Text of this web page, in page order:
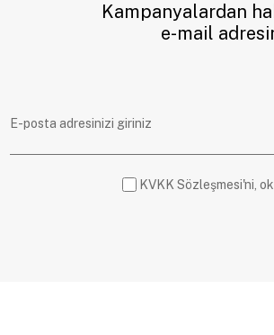
Kampanyalardan
e-mail
KVKK Sözleşmesi'ni,